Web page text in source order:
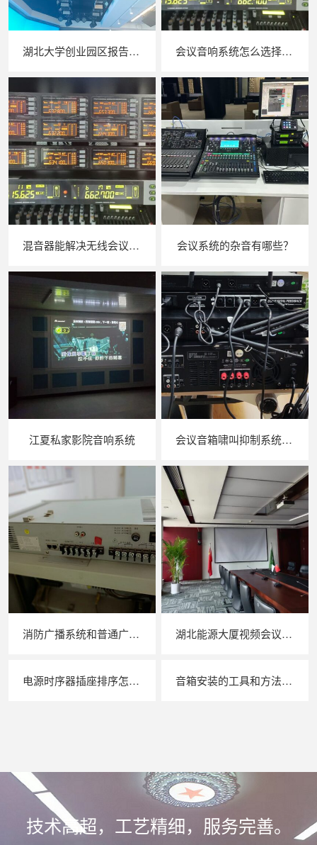
湖北大学创业园区报告厅灯光音响调试 会议音响系统怎么选择合适
混音器能解决无线会议麦克风的啸叫问题吗？ 会议系统的杂音有哪些？
江夏私家影院音响系统 会议音箱啸叫抑制系统如何链接
消防广播系统和普通广播音箱系统如何配对 湖北能源大厦视频会议系统设备安装调整
电源时序器插座排序怎么插呢？ 音箱安装的工具和方法有哪些
技术高超，工艺精细，服务完善。